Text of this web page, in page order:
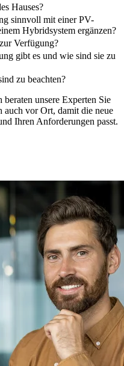
Hauses?
sinnvoll mit einer PV-
Hybridsystem ergänzen?
Verfügung?
gibt es und wie sind sie zu
zu beachten?
unsere Experten Sie
auch vor Ort, damit die neue
Ihren Anforderungen passt.